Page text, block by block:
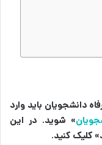
دانشجویان باید وارد
» شوید. در این
کلیک کنید.